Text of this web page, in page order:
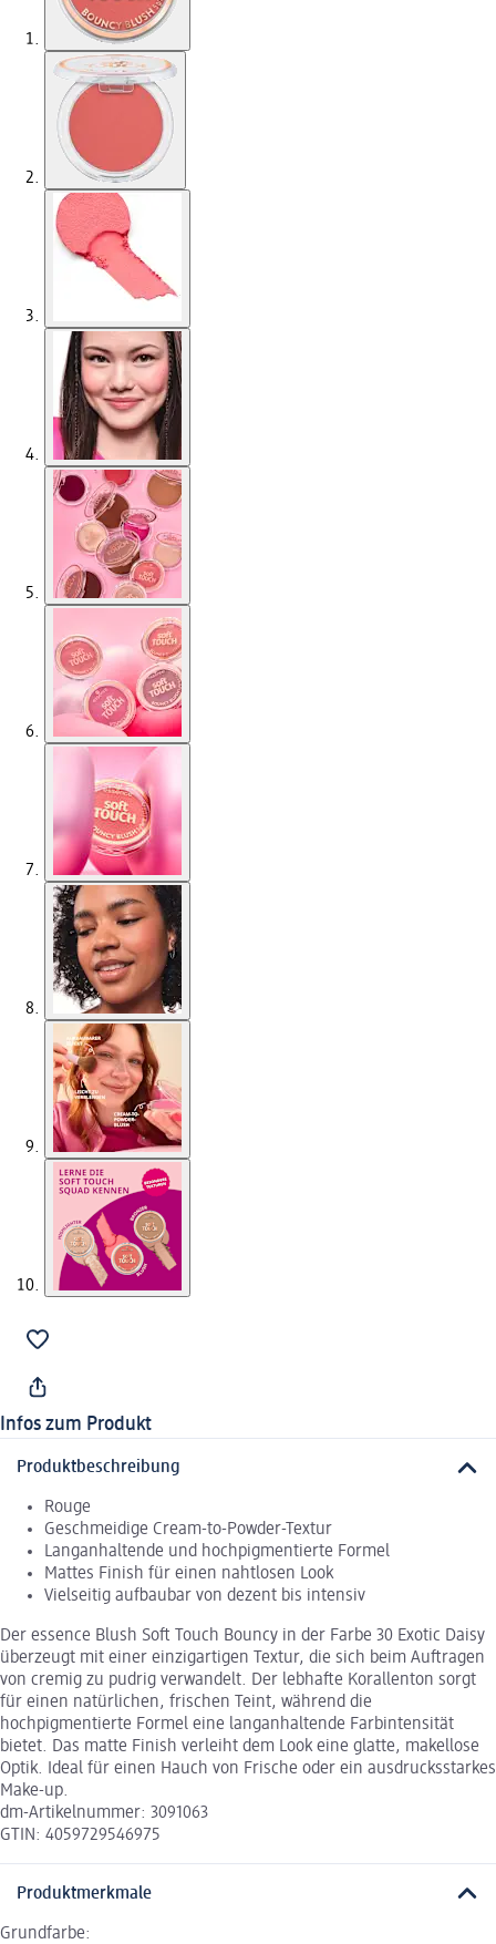
Infos zum Produkt
Produktbeschreibung
Rouge
Geschmeidige Cream-to-Powder-Textur
Langanhaltende und hochpigmentierte Formel
Mattes Finish für einen nahtlosen Look
Vielseitig aufbaubar von dezent bis intensiv
Der essence Blush Soft Touch Bouncy in der Farbe 30 Exotic Daisy
überzeugt mit einer einzigartigen Textur, die sich beim Auftragen
von cremig zu pudrig verwandelt. Der lebhafte Korallenton sorgt
für einen natürlichen, frischen Teint, während die
hochpigmentierte Formel eine langanhaltende Farbintensität
bietet. Das matte Finish verleiht dem Look eine glatte, makellose
Optik. Ideal für einen Hauch von Frische oder ein ausdrucksstarkes
Make-up.
dm-Artikelnummer: 3091063
GTIN: 4059729546975
Produktmerkmale
Grundfarbe: